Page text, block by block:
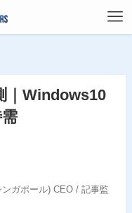
｜Windows10
ガポール) CEO / 記事監